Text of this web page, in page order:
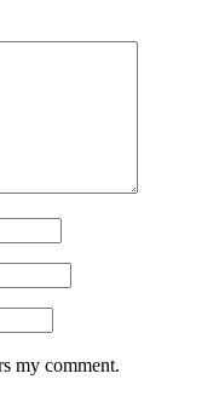
my comment.